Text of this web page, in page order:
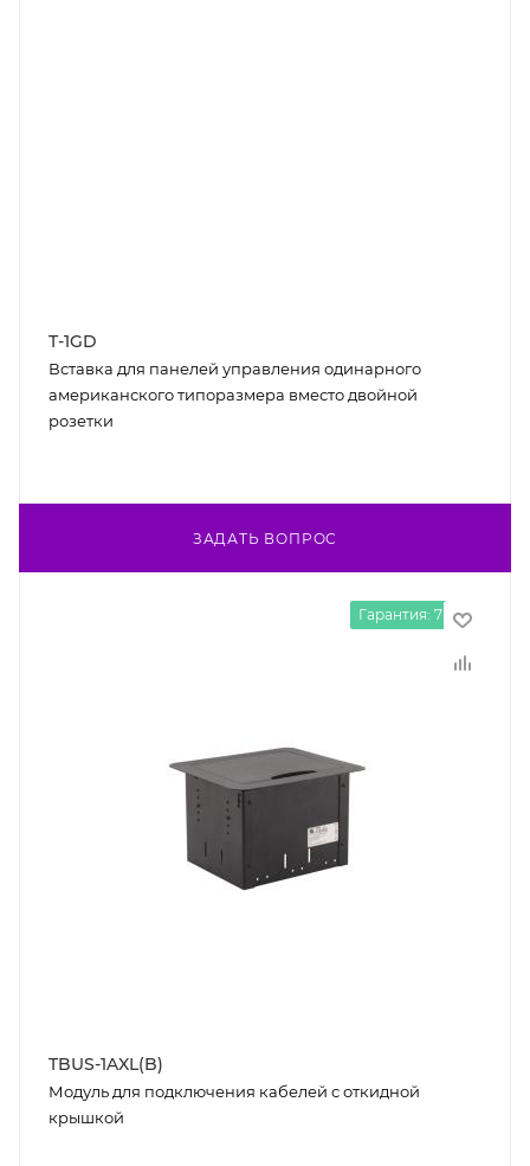
T-1GD
Вставка для панелей управления одинарного
американского типоразмера вместо двойной
розетки
ЗАДАТЬ ВОПРОС
Гарантия: 7 лет
TBUS-1AXL(B)
Модуль для подключения кабелей с откидной
крышкой